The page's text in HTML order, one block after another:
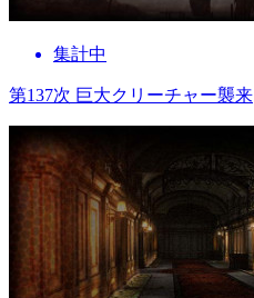
集計中
第137次 巨大クリーチャー襲来